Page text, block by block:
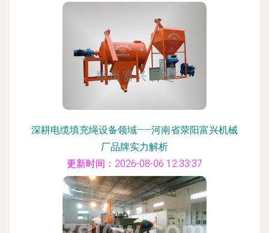
深耕电缆填充绳设备领域——河南省荥阳富兴机械
厂品牌实力解析
更新时间：2026-08-06 12:33:37